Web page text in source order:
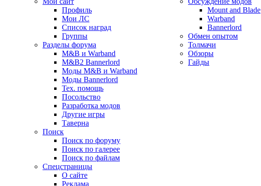
Профиль
Мои ЛС
Список наград
Группы
Разделы форума
M&B и Warband
M&B2 Bannerlord
Моды M&B и Warband
Моды Bannerlord
Тех. помощь
Посольство
Разработка модов
Другие игры
Таверна
Поиск
Поиск по форуму
Поиск по галерее
Поиск по файлам
Спецстраницы
О сайте
Реклама
Mount and Blade
Warband
Bannerlord
Обмен опытом
Толмачи
Обзоры
Гайды